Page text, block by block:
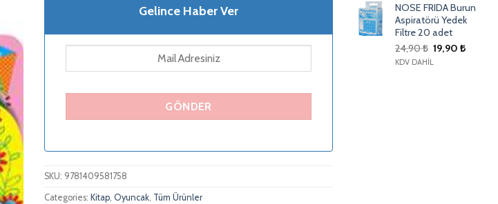
Gelince Haber Ver
SKU: 9781409581758
Categories: Kitap, Oyuncak, Tüm Ürünler
NOSE FRIDA Burun
Aspiratörü Yedek
Filtre 20 adet
24,90₺ 19,90₺
KDV DAHİL